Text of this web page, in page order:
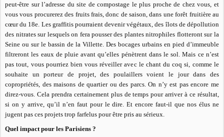
peut-être sur l’adresse du site de compostage le plus proche de chez vous, et
vous vous procurerez des fruits frais, donc de saison, dans une forêt fruitière au
cœur du 18e. Les graffitis pourraient devenir végétaux, des îlots de dépollution
des nitrates sur lesquels on fera pousser des plantes nitrophiles flotteront sur la
Seine ou sur le bassin de la Villette. Des bocages urbains en pied d’immeuble
filtreront les eaux de pluie avant qu’elles pénètrent dans le sol. Mais ce n’est
pas tout, vous pourriez bien vous réveiller avec le chant du coq si, comme le
souhaite un porteur de projet, des poulaillers voient le jour dans des
copropriétés, des maisons de quartier ou des parcs. On n’y est pas encore me
direz-vous. Cela prendra certainement plus de temps pour arriver à ce résultat,
si on y arrive, qu’il n’en faut pour le dire. Et encore faut-il que nos élus ne
jugent pas ces projets trop farfelus pour être pris au sérieux.
Quel impact pour les Parisiens ?